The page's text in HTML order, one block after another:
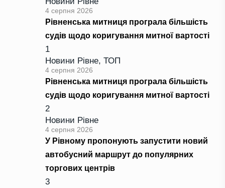
4 серпня 2026
Рівненська митниця програла більшість
судів щодо коригування митної вартості
1
Новини Рівне, ТОП
4 серпня 2026
Рівненська митниця програла більшість
судів щодо коригування митної вартості
2
Новини Рівне
4 серпня 2026
У Рівному пропонують запустити новий
автобусний маршрут до популярних
торгових центрів
3